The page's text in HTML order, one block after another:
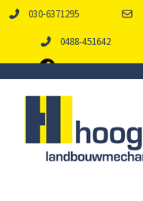
030-6371295
0488-451642